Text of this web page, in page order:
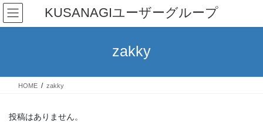
コ
ン
テ
ス
ナ
ビ
ゲ
ン
KUSANAGIユーザーグループ
zakky
HOME zakky
投稿はありません。